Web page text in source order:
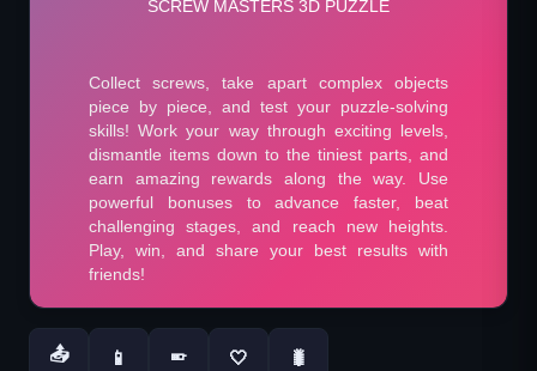
📤 📱 📱 🤍 🐛